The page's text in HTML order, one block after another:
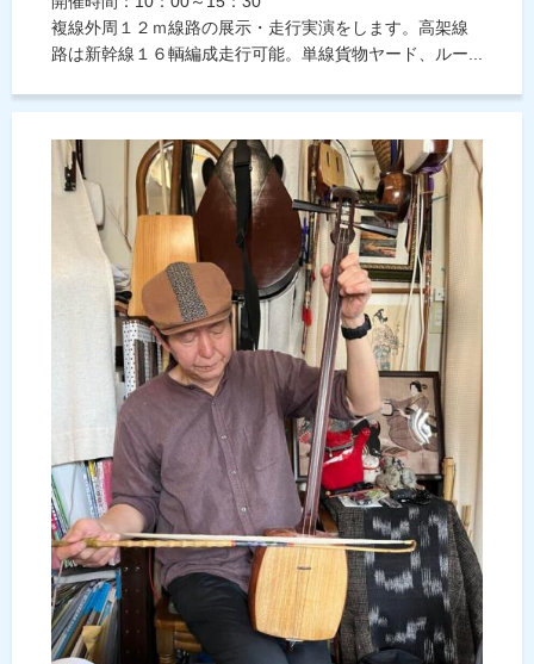
複線外周１２ｍ線路の展示・走行実演をします。高架線
路は新幹線１６輌編成走行可能。単線貨物ヤード、ルー...